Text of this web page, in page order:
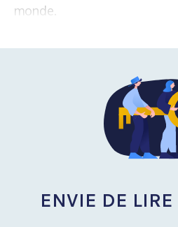
monde.
ENVIE DE